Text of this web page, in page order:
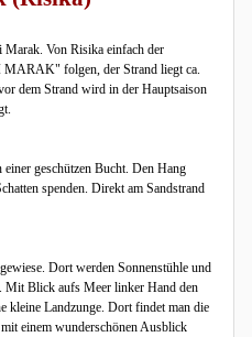
Marak. Von Risika einfach der
folgen, der Strand liegt ca.
dem Strand wird in der Hauptsaison
geschützen Bucht. Den Hang
spenden. Direkt am Sandstrand
Dort werden Sonnenstühle und
Mit Blick aufs Meer linker Hand den
kleine Landzunge. Dort findet man die
einem wunderschönen Ausblick